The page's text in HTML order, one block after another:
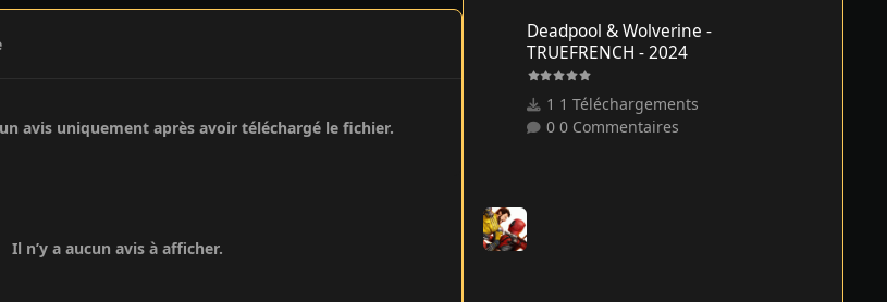
avis uniquement après avoir téléchargé le fichier.
Il n’y a aucun avis à afficher.
Deadpool & Wolverine - TRUEFRENCH - 2024
Deadpool & Wolverine -
TRUEFRENCH - 2024
1 Téléchargements
0 Commentaires